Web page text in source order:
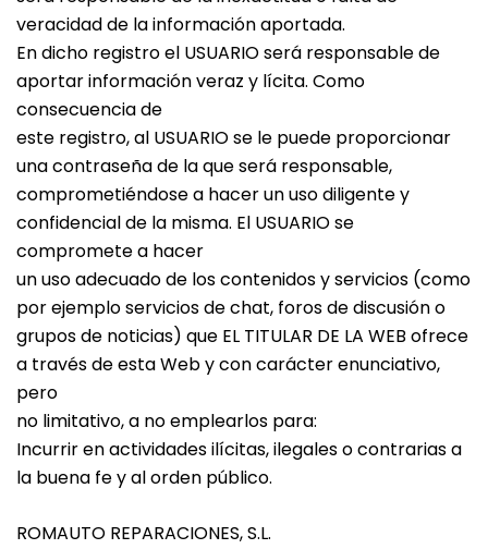
veracidad de la información aportada.
En dicho registro el USUARIO será responsable de
aportar información veraz y lícita. Como
consecuencia de
este registro, al USUARIO se le puede proporcionar
una contraseña de la que será responsable,
comprometiéndose a hacer un uso diligente y
confidencial de la misma. El USUARIO se
compromete a hacer
un uso adecuado de los contenidos y servicios (como
por ejemplo servicios de chat, foros de discusión o
grupos de noticias) que EL TITULAR DE LA WEB ofrece
a través de esta Web y con carácter enunciativo,
pero
no limitativo, a no emplearlos para:
Incurrir en actividades ilícitas, ilegales o contrarias a
la buena fe y al orden público.
ROMAUTO REPARACIONES, S.L.